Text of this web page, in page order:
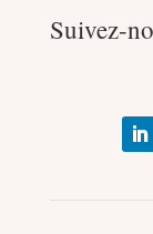
Suivez-